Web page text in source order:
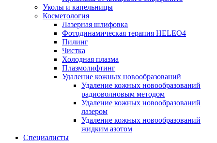
Уколы и капельницы
Косметология
Лазерная шлифовка
Фотодинамическая терапия HELEO4
Пилинг
Чистка
Холодная плазма
Плазмолифтинг
Удаление кожных новообразований
Удаление кожных новообразований
радиоволновым методом
Удаление кожных новообразований
лазером
Удаление кожных новообразований
жидким азотом
Специалисты